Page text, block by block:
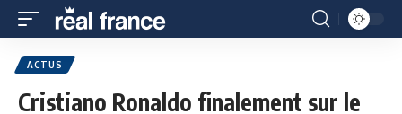
ACTUS
Cristiano Ronaldo finalement sur le